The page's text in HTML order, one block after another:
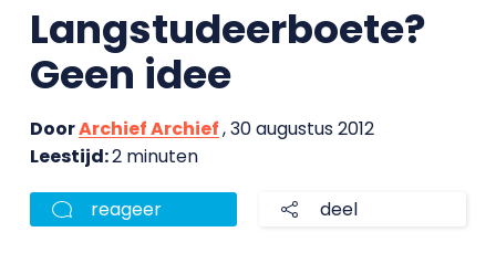
Langstudeerboete?
Geen idee
DoorArchief Archief, 30 augustus 2012
Leestijd:2 minuten
reageer deel